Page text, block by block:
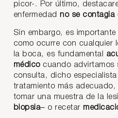
picor-. Por último,
enfermedad no se contagia
Sin embargo, es
como ocurre con cualquier
la boca, es fundamental
médicocuando advirtamos
consulta, dicho especialista
tratamiento más
tomar una muestra de la
biopsia– o recetar